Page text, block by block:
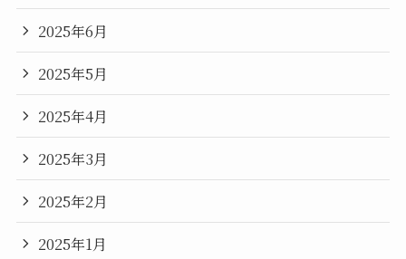
2025年6月
2025年5月
2025年4月
2025年3月
2025年2月
2025年1月